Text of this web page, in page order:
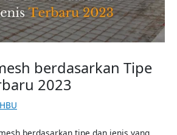
berdasarkan Tipe
2023
HBU